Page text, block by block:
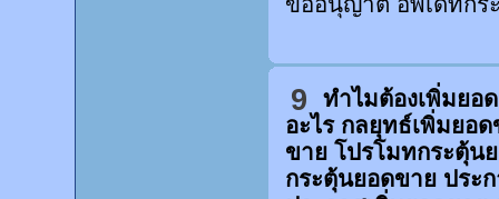
9
ทำไมต้องเพิ่มยอ
อะไร กลยุทธ์เพิ่มยอ
ขาย โปรโมทกระตุ้น
กระตุ้นยอดขาย ประ